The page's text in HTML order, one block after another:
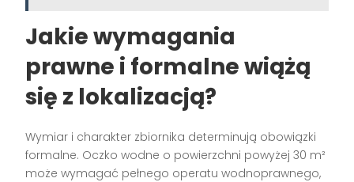
Jakie wymagania
prawne i formalne wiążą
się z lokalizacją?
Wymiar i charakter zbiornika determinują obowiązki
formalne. Oczko wodne o powierzchni powyżej 30 m²
może wymagać pełnego operatu wodnoprawnego,